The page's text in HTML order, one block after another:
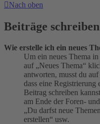
Nach oben
Beiträge schreiben
Wie erstelle ich ein neues
Um ein neues Thema
auf „Neues Thema“
antworten, musst du
dass eine
Beitrag schreiben
am Ende der Foren-
„Du darfst neue
erstellen“ usw.